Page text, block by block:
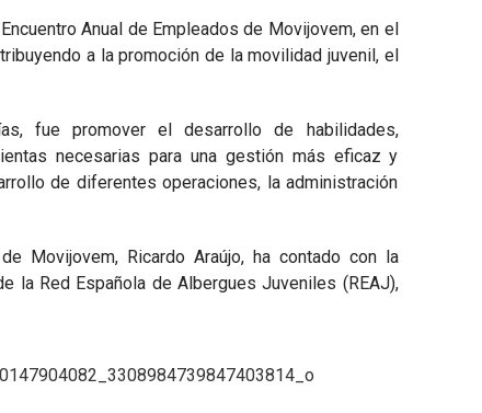
Anual de Empleados de Movijovem, en el
a la promoción de la movilidad juvenil, el
fue promover el desarrollo de habilidades,
necesarias para una gestión más eficaz y
de diferentes operaciones, la administración
Movijovem, Ricardo Araújo, ha contado con la
la Red Española de Albergues Juveniles (REAJ),